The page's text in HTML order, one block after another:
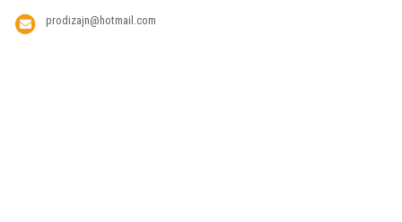
prodizajn@hotmail.com